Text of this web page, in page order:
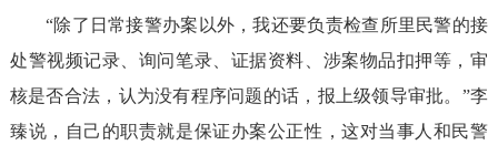
“除了日常接警办案以外，我还要负责检查所里民警的接
处警视频记录、询问笔录、证据资料、涉案物品扣押等，审
核是否合法，认为没有程序问题的话，报上级领导审批。”李
臻说，自己的职责就是保证办案公正性，这对当事人和民警